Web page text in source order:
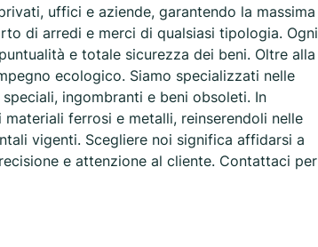
uffici e aziende, garantendo la massima
di arredi e merci di qualsiasi tipologia. Ogni
e totale sicurezza dei beni. Oltre alla
ecologico. Siamo specializzati nelle
ingombranti e beni obsoleti. In
ferrosi e metalli, reinserendoli nelle
vigenti. Scegliere noi significa affidarsi a
e attenzione al cliente. Contattaci per